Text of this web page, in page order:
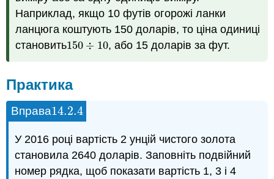
Наприклад, якщо 10 футів огорожі ланки
ланцюга коштують 150 доларів, то ціна одиниці
становить150 ÷ 10
150 ÷10 , або 15 доларів за фут.
Практика
Вправа14.2.4
14.2.4
У 2016 році вартість 2 унцій чистого золота
становила 2640 доларів. Заповніть подвійний
номер рядка, щоб показати вартість 1, 3 і 4